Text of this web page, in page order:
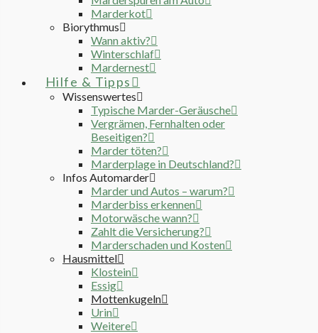
Marderkot
Biorythmus
Wann aktiv?
Winterschlaf
Mardernest
Hilfe & Tipps
Wissenswertes
Typische Marder-Geräusche
Vergrämen, Fernhalten oder
Beseitigen?
Marder töten?
Marderplage in Deutschland?
Infos Automarder
Marder und Autos – warum?
Marderbiss erkennen
Motorwäsche wann?
Zahlt die Versicherung?
Marderschaden und Kosten
Hausmittel
Klostein
Essig
Mottenkugeln
Urin
Weitere